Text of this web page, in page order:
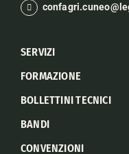
SERVIZI
FORMAZIONE
BOLLETTINI TECNICI
BANDI
CONVENZIONI